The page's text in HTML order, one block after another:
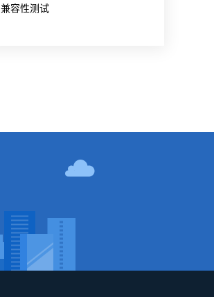
兼容性测试